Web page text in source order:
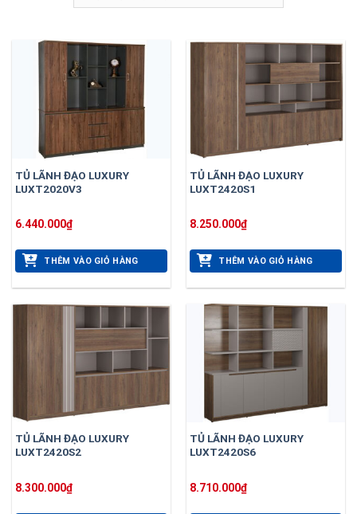
TỦ LÃNH ĐẠO LUXURY
LUXT2020V3
6.440.000₫
THÊM VÀO GIỎ HÀNG
TỦ LÃNH ĐẠO LUXURY
LUXT2420S1
8.250.000₫
THÊM VÀO GIỎ HÀNG
TỦ LÃNH ĐẠO LUXURY
LUXT2420S2
8.300.000₫
TỦ LÃNH ĐẠO LUXURY
LUXT2420S6
8.710.000₫